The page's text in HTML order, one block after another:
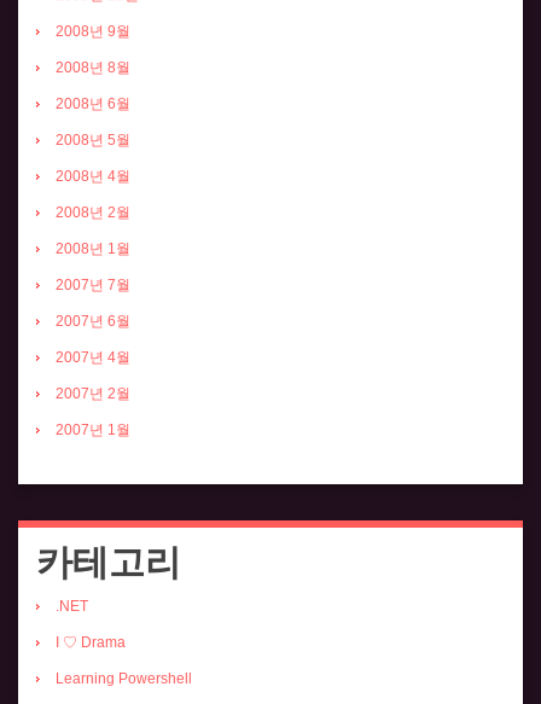
2008년 9월
2008년 8월
2008년 6월
2008년 5월
2008년 4월
2008년 2월
2008년 1월
2007년 7월
2007년 6월
2007년 4월
2007년 2월
2007년 1월
카테고리
.NET
I ♡ Drama
Learning Powershell